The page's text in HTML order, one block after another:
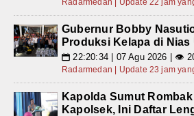
Gubernur Bobby
Produksi Kelapa di Nias
📅 22:20:34 | 07 Agu 2026 | 👁
Radarmedan | Update 23 jam
Kapolda Sumut
Kapolsek, Ini Daftar